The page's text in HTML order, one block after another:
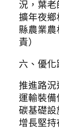
況，葉
擴年夜鄉
縣農業
責）
六、優
推進路
運輸裝
碳基礎
增長堅持